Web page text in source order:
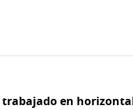
trabajado en